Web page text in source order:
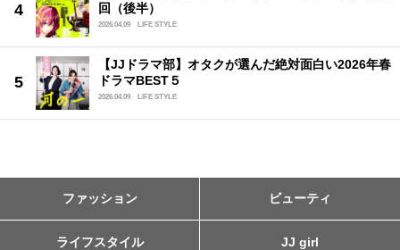
回（後半）
2026.04.09 LIFE STYLE
【JJドラマ部】オタクが選んだ絶対面白い2026年春
ドラマBEST５
2026.04.09 LIFE STYLE
ファッション ビューティ
ライフスタイル JJ girl